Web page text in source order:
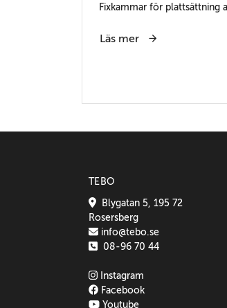
Fixkammar för plattsättning
Läs mer
TEBO
Blygatan 5, 195 72
Rosersberg
info@tebo.se
08-96 70 44
Instagram
Facebook
Youtube